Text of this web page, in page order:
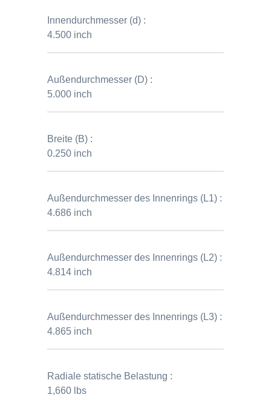
Innendurchmesser (d) :
4.500 inch
Außendurchmesser (D) :
5.000 inch
Breite (B) :
0.250 inch
Außendurchmesser des Innenrings (L1) :
4.686 inch
Außendurchmesser des Innenrings (L2) :
4.814 inch
Außendurchmesser des Innenrings (L3) :
4.865 inch
Radiale statische Belastung :
1,660 lbs